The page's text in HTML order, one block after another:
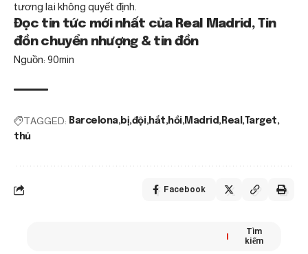
tương lai không quyết định.
Đọc tin tức mới nhất của Real Madrid, Tin
đồn chuyển nhượng & tin đồn
Nguồn: 90min
TAGGED: Barcelona bị đội hắt hồi Madrid Real Target
thủ
Facebook
Tìm
kiếm